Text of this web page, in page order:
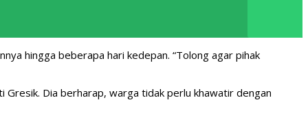
hingga beberapa hari kedepan. “Tolong agar pihak
Gresik. Dia berharap, warga tidak perlu khawatir dengan